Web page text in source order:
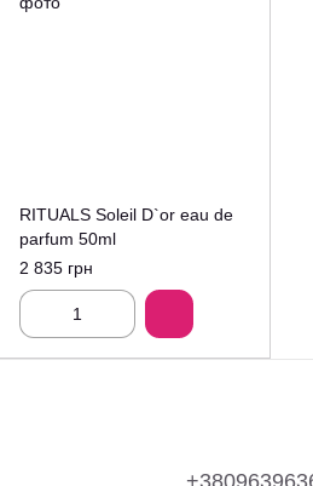
RITUALS Soleil D`or eau de
parfum 50ml
2 835 грн